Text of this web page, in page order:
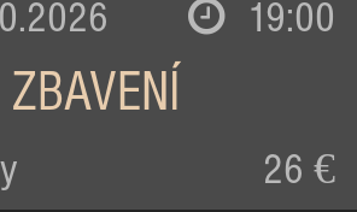
19:00
26 €